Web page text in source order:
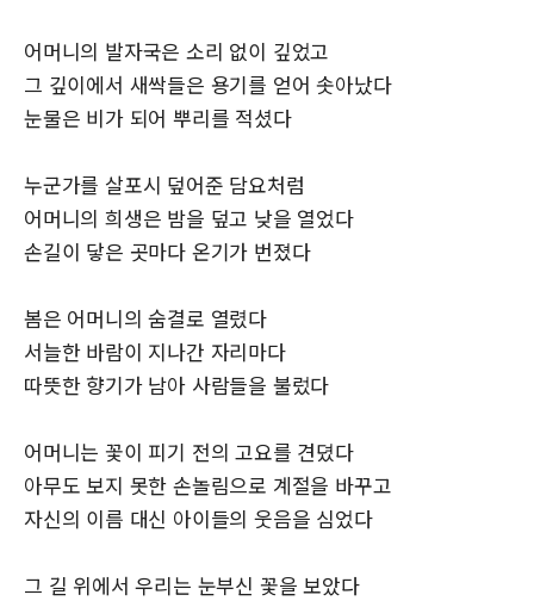
어머니의 발자국은 소리 없이 깊었고
그 깊이에서 새싹들은 용기를 얻어 솟아났다
눈물은 비가 되어 뿌리를 적셨다
누군가를 살포시 덮어준 담요처럼
어머니의 희생은 밤을 덮고 낮을 열었다
손길이 닿은 곳마다 온기가 번졌다
봄은 어머니의 숨결로 열렸다
서늘한 바람이 지나간 자리마다
따뜻한 향기가 남아 사람들을 불렀다
어머니는 꽃이 피기 전의 고요를 견뎠다
아무도 보지 못한 손놀림으로 계절을 바꾸고
자신의 이름 대신 아이들의 웃음을 심었다
그 길 위에서 우리는 눈부신 꽃을 보았다